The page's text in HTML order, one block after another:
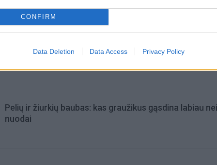
CONFIRM
Data Deletion Data Access Privacy Policy
Pelių ir žiurkių baubas: kas graužikus gąsdina labiau nei
nuodai